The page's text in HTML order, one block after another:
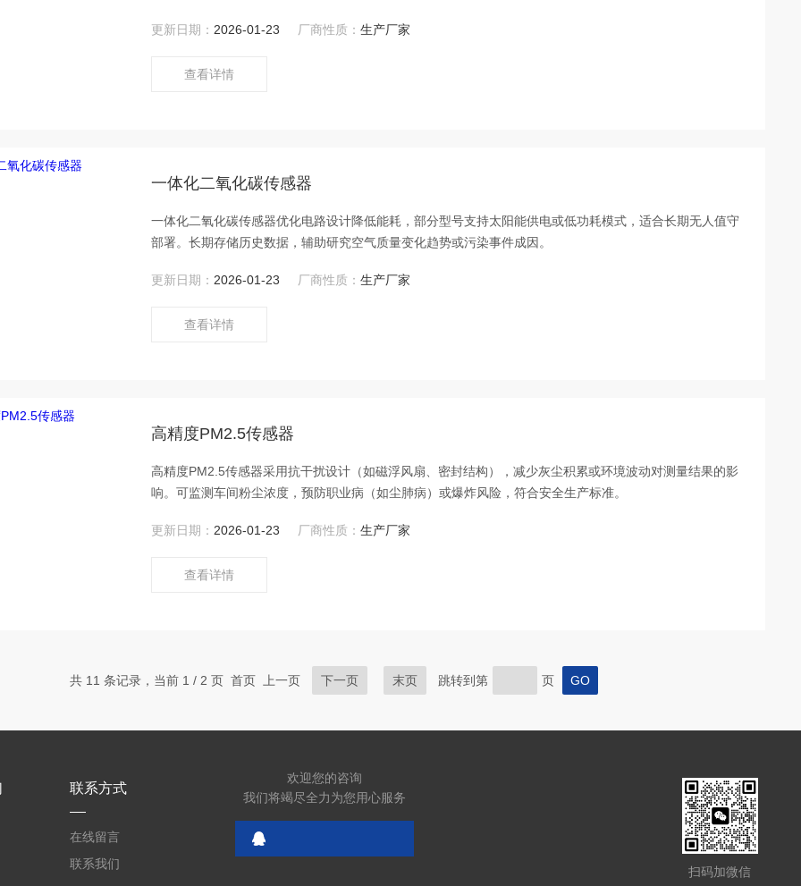
更新日期： 2026-01-23 厂商性质：生产厂家
查看详情
一体化二氧化碳传感器
一体化二氧化碳传感器优化电路设计降低能耗，部分型号支持太阳能供电或低功耗模式，适合长期无人值守
部署。长期存储历史数据，辅助研究空气质量变化趋势或污染事件成因。
更新日期： 2026-01-23 厂商性质：生产厂家
查看详情
高精度PM2.5传感器
高精度PM2.5传感器采用抗干扰设计（如磁浮风扇、密封结构），减少灰尘积累或环境波动对测量结果的影
响。可监测车间粉尘浓度，预防职业病（如尘肺病）或爆炸风险，符合安全生产标准。
更新日期： 2026-01-23 厂商性质：生产厂家
查看详情
共 11 条记录，当前 1 / 2 页 首页 上一页 下一页 末页 跳转到第 页
联系方式
在线留言
联系我们
欢迎您的咨询
我们将竭尽全力为您用心服务
扫码加微信